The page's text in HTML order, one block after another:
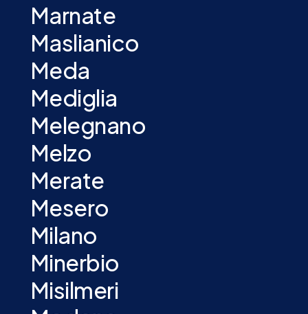
Marnate
Maslianico
Meda
Mediglia
Melegnano
Melzo
Merate
Mesero
Milano
Minerbio
Misilmeri